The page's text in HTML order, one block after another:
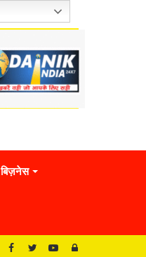
बिज़नेस
Log
YouTube
Twitter
Facebook